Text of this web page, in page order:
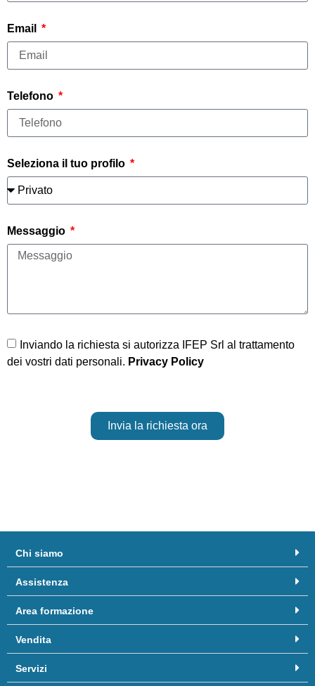
Email
Telefono
Seleziona il tuo profilo
Messaggio
Inviando la richiesta si autorizza IFEP Srl al trattamento
dei vostri dati personali. Privacy Policy
Invia la richiesta ora
Chi siamo
Assistenza
Area formazione
Vendita
Servizi